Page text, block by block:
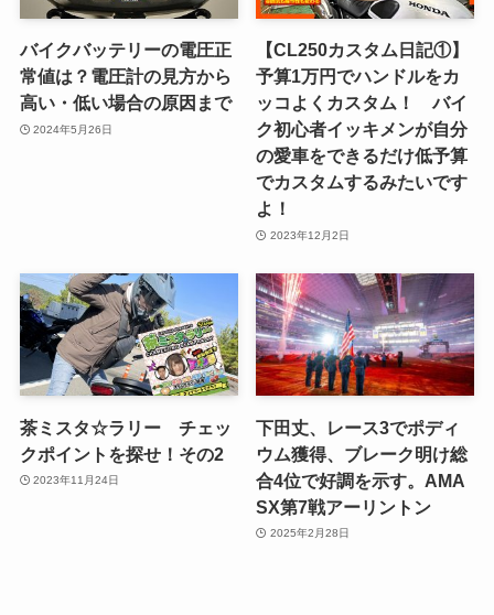
バイクバッテリーの電圧正
常値は？電圧計の見方から
高い・低い場合の原因まで
2024年5月26日
【CL250カスタム日記①】
予算1万円でハンドルをカ
ッコよくカスタム！ バイ
ク初心者イッキメンが自分
の愛車をできるだけ低予算
でカスタムするみたいです
よ！
2023年12月2日
茶ミスタ☆ラリー チェッ
クポイントを探せ！その2
2023年11月24日
下田丈、レース3でポディ
ウム獲得、ブレーク明け総
合4位で好調を示す。AMA
SX第7戦アーリントン
2025年2月28日